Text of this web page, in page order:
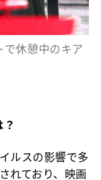
で休憩中のキア
ルスの影響で多
れており、映画